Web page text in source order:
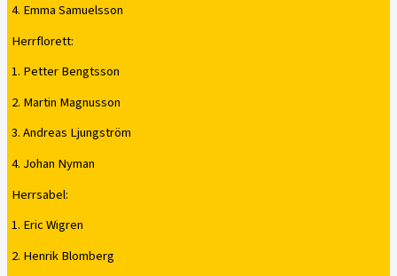
4. Emma Samuelsson
Herrflorett:
1. Petter Bengtsson
2. Martin Magnusson
3. Andreas Ljungström
4. Johan Nyman
Herrsabel:
1. Eric Wigren
2. Henrik Blomberg